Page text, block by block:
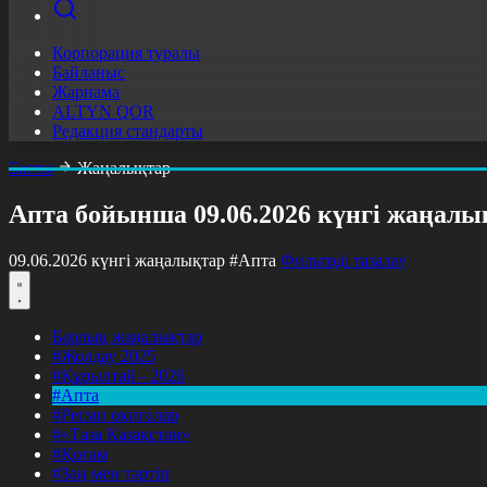
Корпорация туралы
Байланыс
Жарнама
ALTYN QOR
Редакция стандарты
Басты
Жаңалықтар
Апта бойынша 09.06.2026 күнгі
09.06.2026 күнгі жаңалықтар #Апта Фильтрді тазалау
Барлық жаңалықтар
#Жолдау 2025
#Құрылтай - 2026
#Апта
#Ресми оқиғалар
#«Таза Қазақстан»
#Қоғам
#Заң мен тәртіп